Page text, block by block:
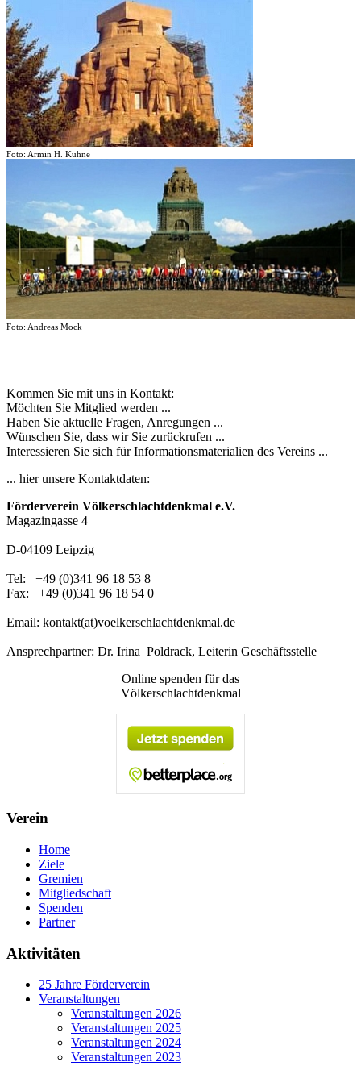
Foto: Armin H. Kühne
Foto: Andreas Mock
Kommen Sie mit uns in Kontakt:
Möchten Sie Mitglied werden ...
Haben Sie aktuelle Fragen, Anregungen ...
Wünschen Sie, dass wir Sie zurückrufen ...
Interessieren Sie sich für Informationsmaterialien des Vereins ...
... hier unsere Kontaktdaten:
Förderverein Völkerschlachtdenkmal e.V.
Magazingasse 4
D-04109 Leipzig
Tel: +49 (0)341 96 18 53 8
Fax: +49 (0)341 96 18 54 0
Email: kontakt(at)voelkerschlachtdenkmal.de
Ansprechpartner: Dr. Irina Poldrack, Leiterin Geschäftsstelle
Online spenden für das
Völkerschlachtdenkmal
Verein
Home
Ziele
Gremien
Mitgliedschaft
Spenden
Partner
Aktivitäten
25 Jahre Förderverein
Veranstaltungen
Veranstaltungen 2026
Veranstaltungen 2025
Veranstaltungen 2024
Veranstaltungen 2023